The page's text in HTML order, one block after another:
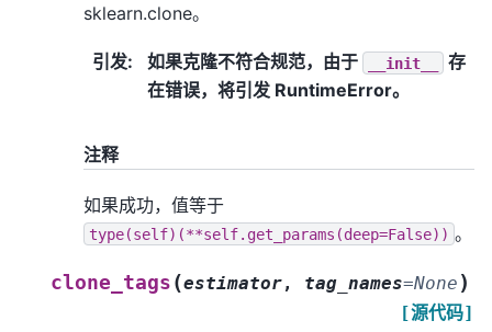
sklearn.clone。
引发: 如果克隆不符合规范，由于 __init__
存
在错误，将引发 RuntimeError。
注释
如果成功，值等于
type(self)(**self.get_params(deep=False)) 。
clone_tags (estimator, tag_names=None )
[源代码]